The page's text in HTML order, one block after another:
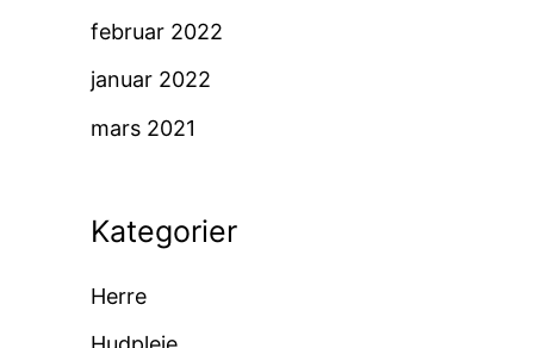
februar 2022
januar 2022
mars 2021
Kategorier
Herre